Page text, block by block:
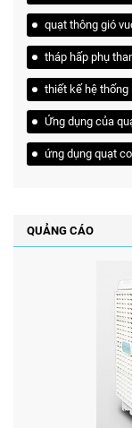
quạt thông gió
tháp hấp phụ
thiết kế hệ
Ứng dụng của
ứng dụng quạt
QUẢNG CÁO